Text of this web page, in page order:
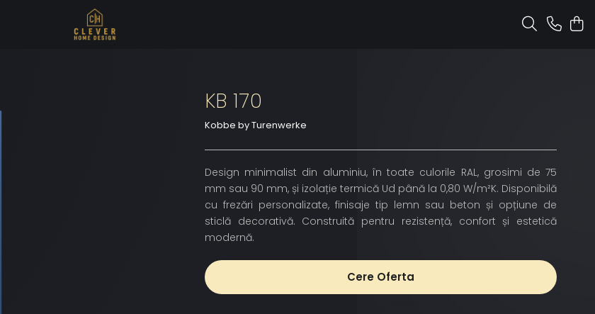
KB 170
Kobbe by Turenwerke
Design minimalist din aluminiu, în toate culorile RAL, grosimi de 75
mm sau 90 mm, și izolație termică Ud până la 0,80 W/m²K. Disponibilă
cu frezări personalizate, finisaje tip lemn sau beton și opțiune de
sticlă decorativă. Construită pentru rezistență, confort și estetică
modernă.
Cere Oferta